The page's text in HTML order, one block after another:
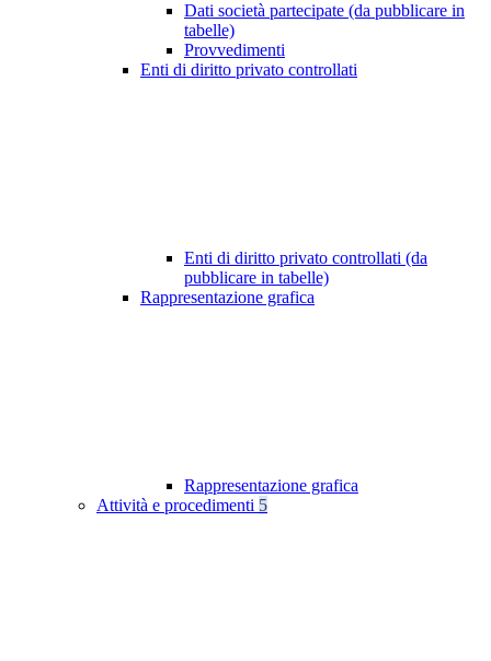
Dati società partecipate (da pubblicare in
tabelle)
Provvedimenti
Enti di diritto privato controllati
Enti di diritto privato controllati (da
pubblicare in tabelle)
Rappresentazione grafica
Rappresentazione grafica
Attività e procedimenti 5